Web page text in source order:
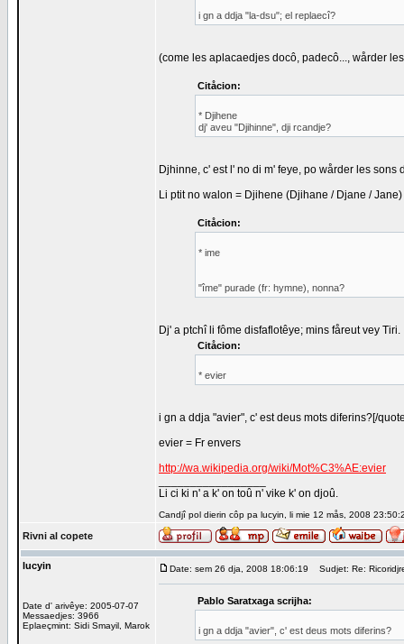
i gn a ddja "la-dsu"; el replaecî?
(come les aplacaedjes docô, padecô..., wårder
Citåcion:
* Djihene
dj' aveu "Djihinne", dji rcandje?
Djhinne, c' est l' no di m' feye, po wårder les sons
Li ptit no walon = Djihene (Djihane / Djane /
Citåcion:
* ime
"îme" purade (fr: hymne), nonna?
Dj' a ptchî li fôme disfaflotêye; mins fåreut vey Tiri.
Citåcion:
* evier
i gn a ddja "avier", c' est deus mots diferins?[/
evier = Fr envers
http://wa.wikipedia.org/wiki/Mot%C3%AE:evier
Li ci ki n' a k' on toû n' vike k' on djoû.
Candjî pol dierin côp pa lucyin, li mie 12 mås, 2008
Rivni al copete
lucyin
Date d' arivêye: 2005-07-07
Messaedjes: 3966
Eplaeçmint: Sidi Smayil, Marok
Date: sem 26 dja, 2008 18:06:19 Sudjet: Re:
Pablo Saratxaga scrijha:
i gn a ddja "avier", c' est deus mots diferins?